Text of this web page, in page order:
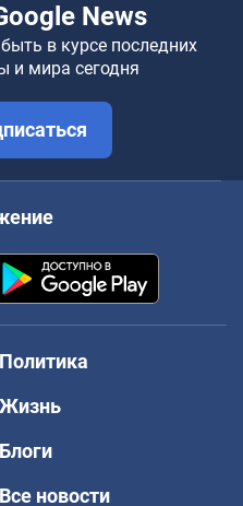
News
в курсе последних
и мира сегодня
Политика
Жизнь
Блоги
Все новости